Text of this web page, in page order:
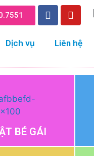
Dịch vụ Liên hệ
BÉ GÁI